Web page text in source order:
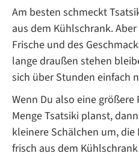
Am besten schmeckt
aus dem Kühlschrank.
Frische und des
lange draußen stehen
sich über Stunden einfach
Wenn Du also eine
Menge Tsatsiki planst,
kleinere Schälchen um, die
frisch aus dem